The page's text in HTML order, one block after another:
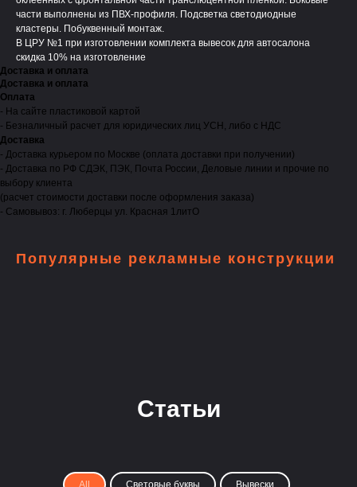
части выполнены из ПВХ-профиля. Подсветка светодиодные
кластеры. Побуквенный монтаж.
В ЦРУ №1 при изготовлении комплекта вывесок для автосалона
скидка 10% на изготовление
Доставка и оплата
Доставка и оплата
Оплата
- На сайте пластиковой картой
- Безналичный расчет для юридических лиц УСН, либо с НДС
Доставка
- Доставка курьером по Москве (оплата доставки при получении)
- Доставка по РФ СДЭК, ПЭК, Почта России, Деловые линии и прочие по
выбору клиента
(расчет стоимости доставки после оформления заказа)
- Самовывоз: г. Люберцы ул. Красная 1литО
Популярные рекламные конструкции
Статьи